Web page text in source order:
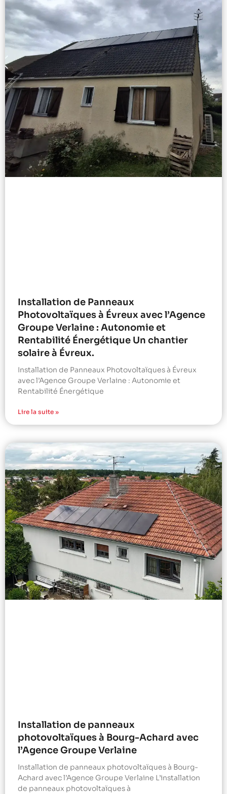
Installation de Panneaux
Photovoltaïques à Évreux avec l’Agence
Groupe Verlaine : Autonomie et
Rentabilité Énergétique Un chantier
solaire à Évreux.
Installation de Panneaux Photovoltaïques à Évreux
avec l’Agence Groupe Verlaine : Autonomie et
Rentabilité Énergétique
Lire la suite »
Installation de panneaux
photovoltaïques à Bourg-Achard avec
l’Agence Groupe Verlaine
Installation de panneaux photovoltaïques à Bourg-
Achard avec l’Agence Groupe Verlaine L’installation
de panneaux photovoltaïques à